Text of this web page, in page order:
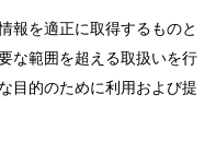
報を適正に取得するものと
な範囲を超える取扱いを行
目的のために利用および提